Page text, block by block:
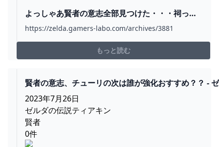
よっしゃあ賢者の意志全部見つけた・・・祠って
空だけでいくつあるの？？ – ゼルダのティアキン
https://zelda.gamers-labo.com/archives/3881
もっと読む
賢者の意志、チューリの次は誰が強化おすすめ？？ -
ダの伝説まとめ速報｜ティアキン｜ブレワイ
2023年7月26日
ゼルダの伝説ティアキン
賢者
0件